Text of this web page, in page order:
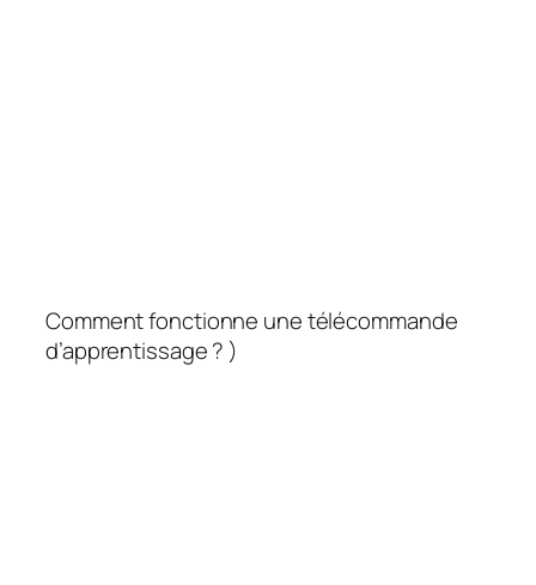
Comment fonctionne une télécommande
d’apprentissage ? )